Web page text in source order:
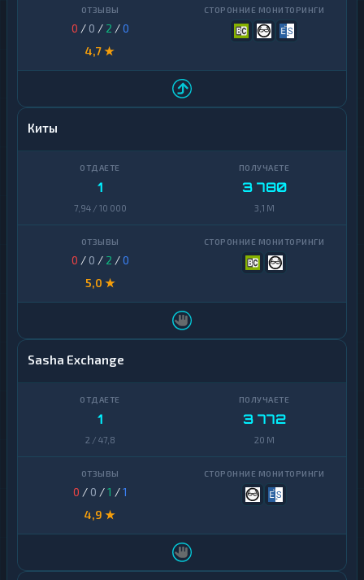
0 / 0 / 2 /0
4,7 ★
Киты
1
7,94 / 10 000
3 780
3,1 M
0 / 0 / 2 /0
5,0 ★
Sasha Exchange
1
2 / 47,8
3 772
20 M
0 / 0 /1 /1
4,9 ★